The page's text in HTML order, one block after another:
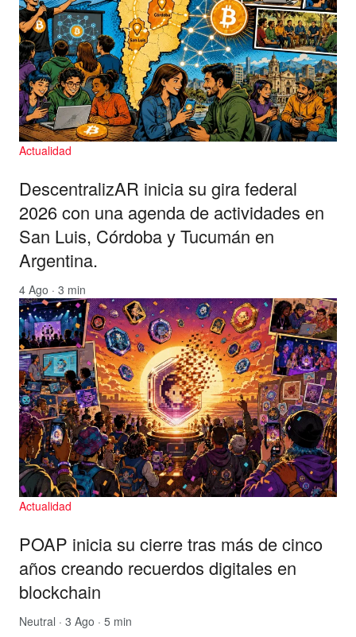
Actualidad
DescentralizAR inicia su gira federal
2026 con una agenda de actividades en
San Luis, Córdoba y Tucumán en
Argentina.
4 Ago · 3 min
Actualidad
POAP inicia su cierre tras más de cinco
años creando recuerdos digitales en
blockchain
Neutral · 3 Ago · 5 min